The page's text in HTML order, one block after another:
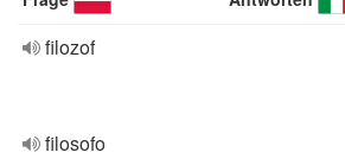
filozof
filosofo